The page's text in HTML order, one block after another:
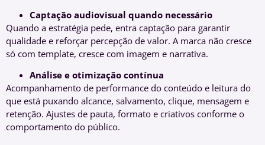
Captação audiovisual quando necessário
Quando a estratégia pede, entra captação para garantir
qualidade e reforçar percepção de valor. A marca não cresce
só com template, cresce com imagem e narrativa.
Análise e otimização contínua
Acompanhamento de performance do conteúdo e leitura do
que está puxando alcance, salvamento, clique, mensagem e
retenção. Ajustes de pauta, formato e criativos conforme o
comportamento do público.